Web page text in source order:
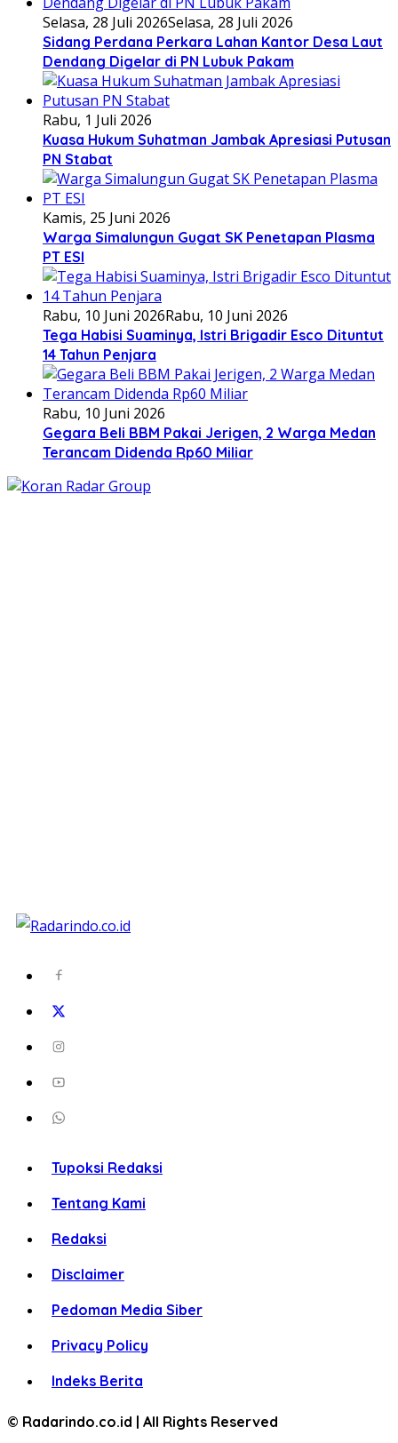
Selasa, 28 Juli 2026Selasa, 28 Juli 2026
Sidang Perdana Perkara Lahan Kantor Desa Laut
Dendang Digelar di PN Lubuk Pakam
Rabu, 1 Juli 2026
Kuasa Hukum Suhatman Jambak Apresiasi Putusan
PN Stabat
Kamis, 25 Juni 2026
Warga Simalungun Gugat SK Penetapan Plasma
PT ESI
Rabu, 10 Juni 2026Rabu, 10 Juni 2026
Tega Habisi Suaminya, Istri Brigadir Esco Dituntut
14 Tahun Penjara
Rabu, 10 Juni 2026
Gegara Beli BBM Pakai Jerigen, 2 Warga Medan
Terancam Didenda Rp60 Miliar
Tupoksi Redaksi
Tentang Kami
Redaksi
Disclaimer
Pedoman Media Siber
Privacy Policy
Indeks Berita
© Radarindo.co.id | All Rights Reserved